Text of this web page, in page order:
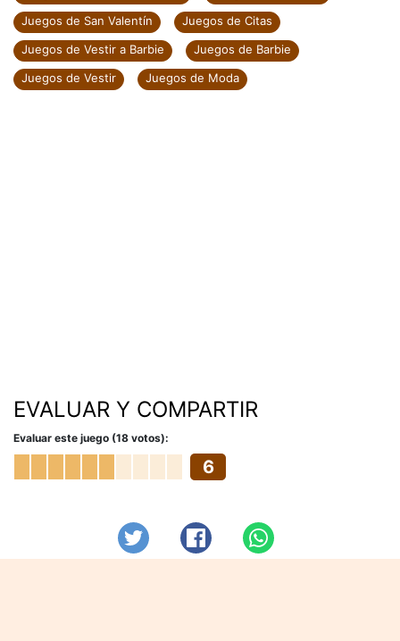
Juegos de San Valentín
Juegos de Citas
Juegos de Vestir a Barbie
Juegos de Barbie
Juegos de Vestir
Juegos de Moda
EVALUAR Y COMPARTIR
Evaluar este juego (18 votos):
6